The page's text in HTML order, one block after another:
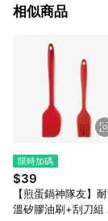
的購回饋活動享
3. 訂單回饋金額將
價券等虛擬貨幣折
有相關事證認定您
相關認定以Yahoo
相似商品
限時加碼
$39
【煎蛋鍋神隊友】
溫矽膠油刷+刮刀組